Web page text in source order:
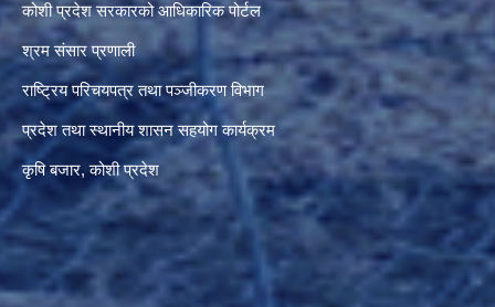
कोशी प्रदेश सरकारको आधिकारिक पोर्टल
श्रम संसार प्रणाली
राष्ट्रिय परिचयपत्र तथा पञ्जीकरण विभाग
प्रदेश तथा स्थानीय शासन सहयोग कार्यक्रम
कृषि बजार, कोशी प्रदेश